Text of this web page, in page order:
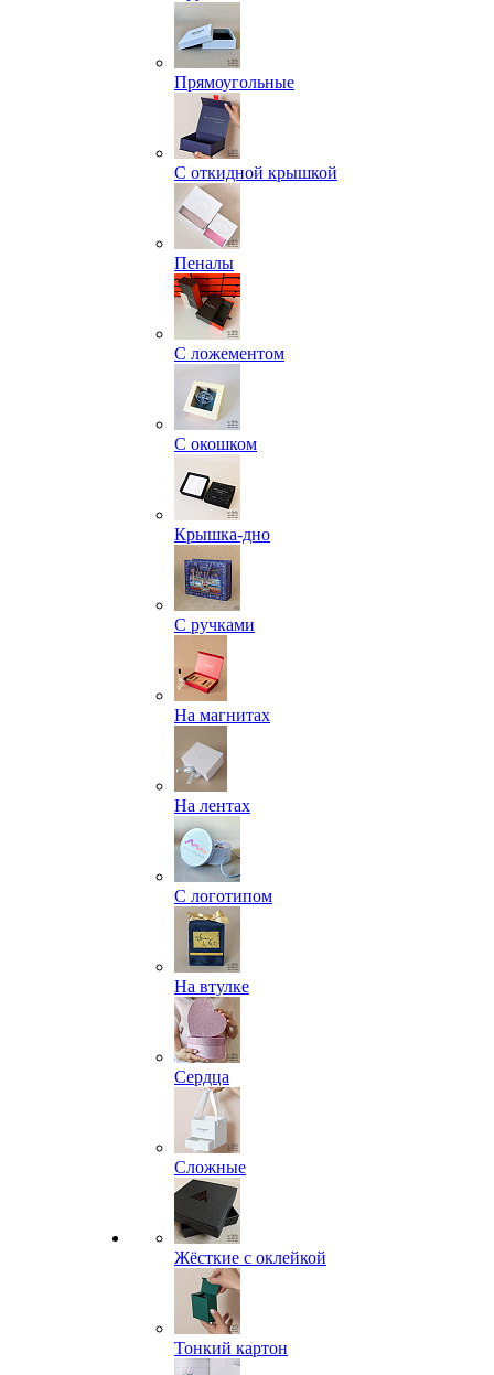
Прямоугольные
С откидной крышкой
Пеналы
С ложементом
С окошком
Крышка-дно
С ручками
На магнитах
На лентах
С логотипом
На втулке
Сердца
Сложные
Жёсткие с оклейкой
Тонкий картон